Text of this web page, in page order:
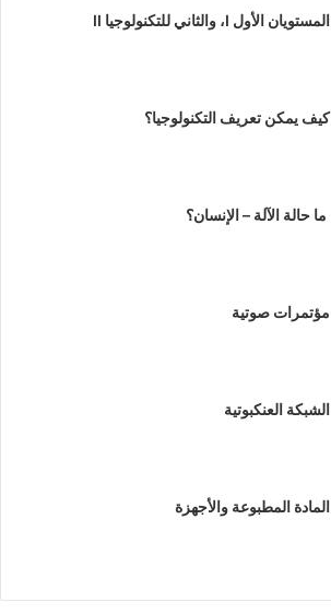
المستويان الأول I، والثاني للتكنولوجيا II
كيف يمكن تعريف التكنولوجيا؟
ما حالة الآلة – الإنسان؟
مؤتمرات صوتية
الشبكة العنكبوتية
المادة المطبوعة والأجهزة